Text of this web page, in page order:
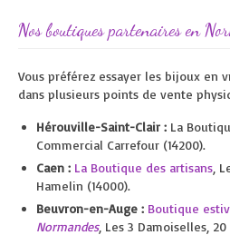
Nos boutiques partenaires en
Vous préférez essayer les bijoux en
dans plusieurs points de vente
Hérouville-Saint-Clair : La
Commercial Carrefour (14200).
Caen : La Boutique des artisans ,
Hamelin (14000).
Beuvron-en-Auge : Boutique
Normandes, Les 3 Damoiselles,